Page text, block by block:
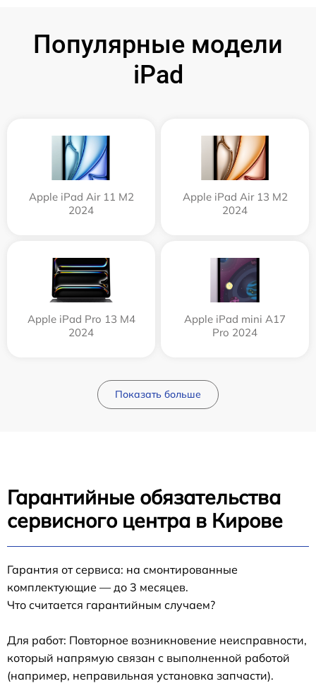
Популярные модели
iPad
Apple iPad Air 11 M2
2024
Apple iPad Air 13 M2
2024
Apple iPad Pro 13 M4
2024
Apple iPad mini A17
Pro 2024
Показать больше
Гарантийные обязательства
сервисного центра в Кирове
Гарантия от сервиса: на смонтированные
комплектующие — до 3 месяцев.
Что считается гарантийным случаем?
Для работ: Повторное возникновение неисправности,
который напрямую связан с выполненной работой
(например, неправильная установка запчасти).